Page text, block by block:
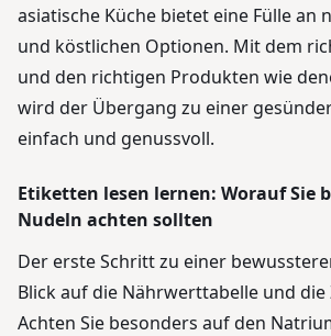
asiatische Küche bietet eine Fülle an
und köstlichen Optionen. Mit dem
und den richtigen Produkten wie
wird der Übergang zu einer
einfach und genussvoll.
Etiketten lesen lernen: Worauf Sie
Nudeln achten sollten
Der erste Schritt zu einer
Blick auf die Nährwerttabelle und die
Achten Sie besonders auf den